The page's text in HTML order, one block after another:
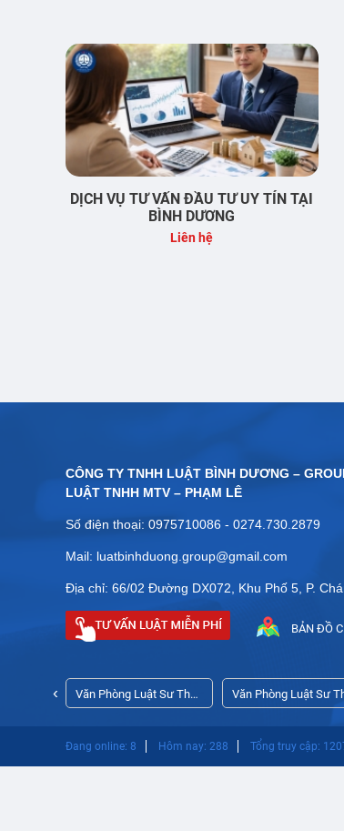
DỊCH VỤ TƯ VẤN ĐẦU TƯ UY TÍN TẠI
BÌNH DƯƠNG
Liên hệ
CÔNG TY TNHH LUẬT BÌNH DƯƠNG –
LUẬT TNHH MTV – PHẠM LÊ
Số điện thoại: 0975710086 - 0274.730.2879
Mail: luatbinhduong.group@gmail.com
Địa chỉ: 66/02 Đường DX072, Khu Phố 5, P.
BẢN ĐỒ
Văn Phòng Luật Sư Thủ Văn Phòng Luật Sư
‹
Đang online: 8 Hôm nay: 288 Tổng truy cập: